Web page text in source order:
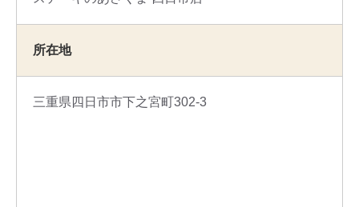
所在地
三重県四日市市下之宮町302-3